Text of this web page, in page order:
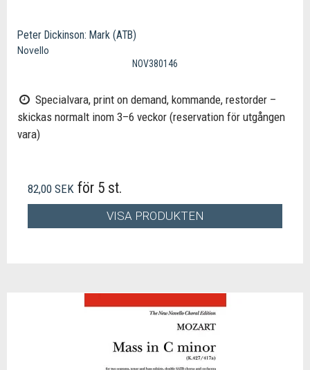
Peter Dickinson: Mark (ATB)
Novello
NOV380146
Specialvara, print on demand, kommande, restorder –
skickas normalt inom 3–6 veckor (reservation för utgången
vara)
82,00 SEK för 5 st.
VISA PRODUKTEN